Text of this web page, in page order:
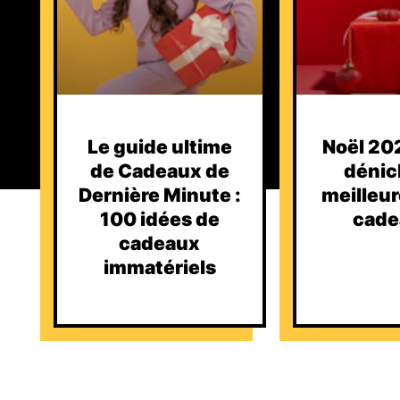
Le guide ultime
de Cadeaux de
Dernière Minute :
100 idées de
cadeaux
immatériels
Noël